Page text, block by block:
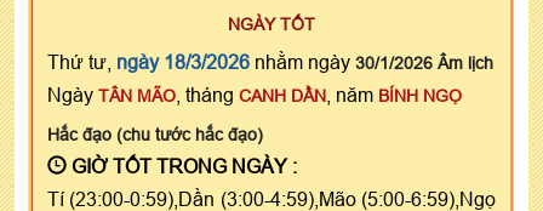
NGÀY TỐT
Thứ tư, ngày 18/3/2026 nhằm ngày 30/1/2026 Âm lịch
Ngày TÂN MÃO , tháng CANH DẦN , năm BÍNH NGỌ
Hắc đạo (chu tước hắc đạo)
GIỜ TỐT TRONG NGÀY :
Tí (23:00-0:59),Dần (3:00-4:59),Mão (5:00-6:59),Ngọ